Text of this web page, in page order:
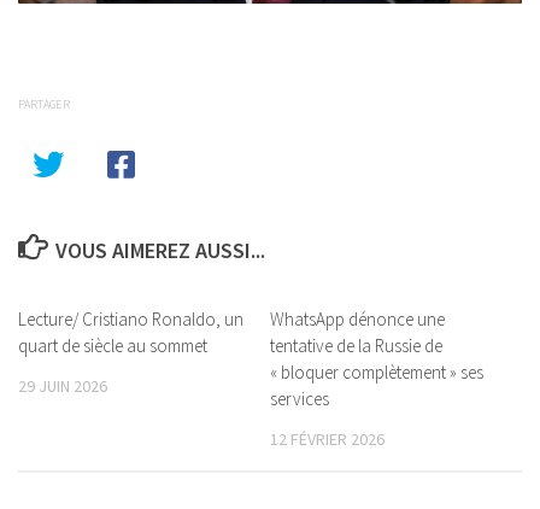
PARTAGER
VOUS AIMEREZ AUSSI...
Lecture/ Cristiano Ronaldo, un
quart de siècle au sommet
29 JUIN 2026
WhatsApp dénonce une
tentative de la Russie de
« bloquer complètement » ses
services
12 FÉVRIER 2026